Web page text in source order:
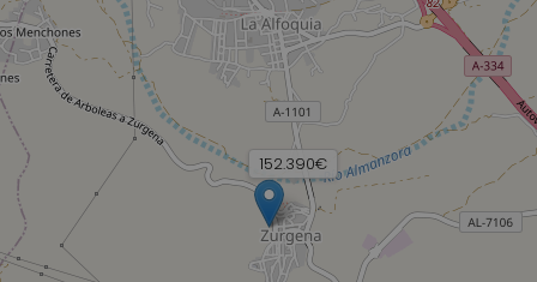
152.390€